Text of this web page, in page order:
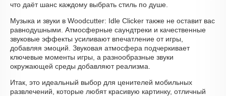
что даёт шанс каждому выбрать стиль по душе.
Музыка и звуки в Woodcutter: Idle Clicker также не оставит вас
равнодушными. Атмосферные саундтреки и качественные
звуковые эффекты усиливают впечатление от игры,
добавляя эмоций. Звуковая атмосфера подчеркивает
ключевые моменты игры, а разнообразные звуки
окружающей среды добавляют реализма.
Итак, это идеальный выбор для ценителей мобильных
развлечений, которые любят красивую картинку, отличный